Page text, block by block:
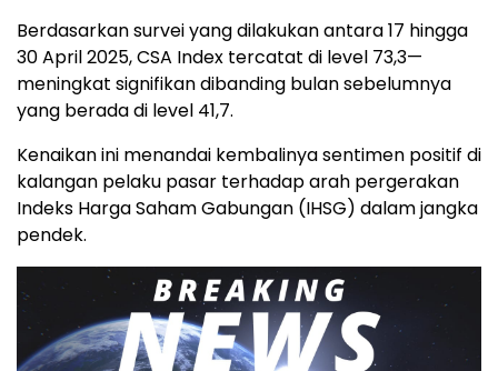
Berdasarkansurveiyangdilakukanantara17 hingga
30April2025,CSA Index tercatat di level 73,3—
meningkat signifikandibanding bulansebelumnya
yang beradadi level 41,7.
Kenaikanini menandai kembalinyasentimen positif di
kalangan pelaku pasar terhadaparah pergerakan
Indeks HargaSahamGabungan (IHSG) dalamjangka
pendek.